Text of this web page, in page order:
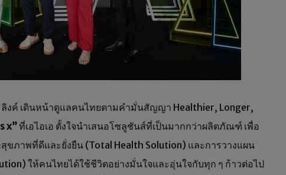
งค์ เดินหน้าดูแลคนไทยตามคำมั่นสัญญา Healthier, Longer,
x”ที่เอไอเอ ตั้งใจนำเสนอโซลูชันส์ที่เป็นมากกว่าผลิตภัณฑ์ เพื่อ
ภาพที่ดีและยั่งยืน (Total Health Solution) และการวางแผน
ให้คนไทยได้ใช้ชีวิตอย่างมั่นใจและอุ่นใจกับทุก ๆ ก้าวต่อไป